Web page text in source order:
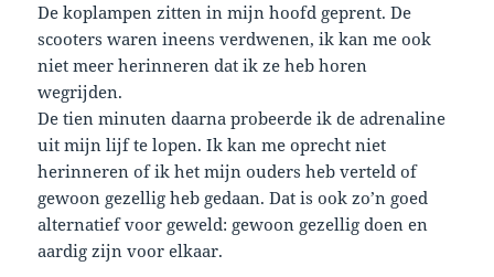
De koplampen zitten in mijn hoofd geprent. De
scooters waren ineens verdwenen, ik kan me ook
niet meer herinneren dat ik ze heb horen
wegrijden.
De tien minuten daarna probeerde ik de adrenaline
uit mijn lijf te lopen. Ik kan me oprecht niet
herinneren of ik het mijn ouders heb verteld of
gewoon gezellig heb gedaan. Dat is ook zo’n goed
alternatief voor geweld: gewoon gezellig doen en
aardig zijn voor elkaar.